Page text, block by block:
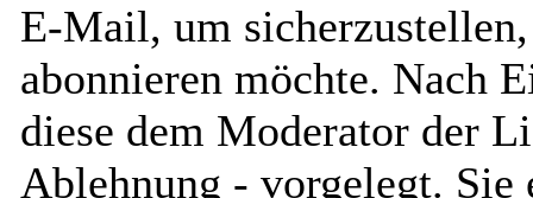
E-Mail, um
abonnieren möchte. Nach
diese dem Moderator der
Ablehnung - vorgelegt. Sie